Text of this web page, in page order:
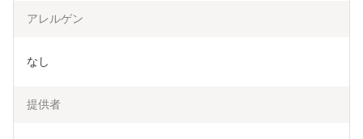
アレルゲン
なし
提供者